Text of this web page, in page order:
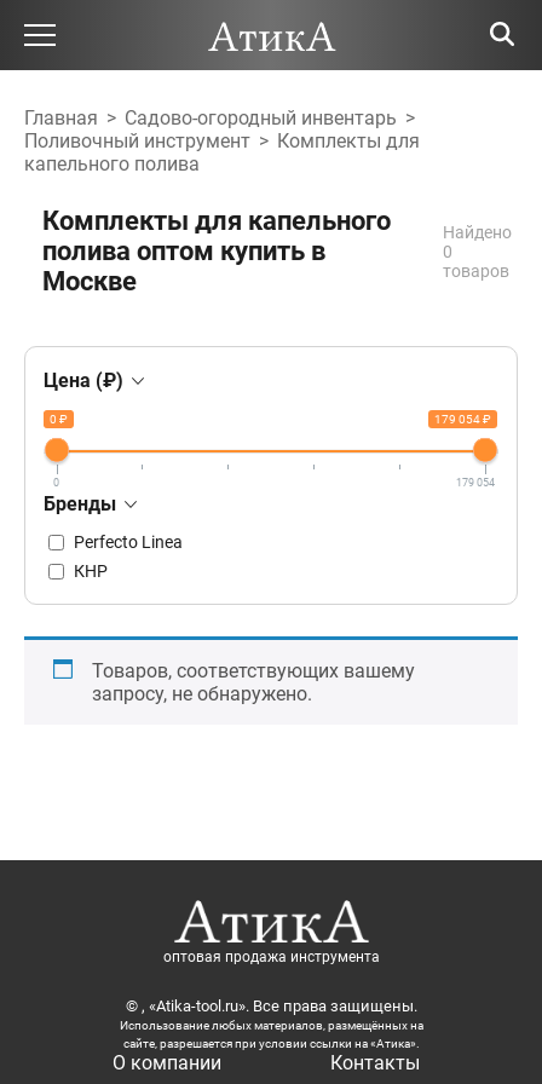
Главная > Садово-огородный инвентарь >
Поливочный инструмент > Комплекты для
капельного полива
Комплекты для капельного
полива оптом купить в
Москве
Найдено
0
товаров
Цена (₽)
0 ₽ 179 054 ₽
0 179 054
Бренды
Perfecto Linea
КНР
Товаров, соответствующих вашему
запросу, не обнаружено.
оптовая продажа инструмента
© , «Atika-tool.ru». Все права защищены.
Использование любых материалов, размещённых на
сайте, разрешается при условии ссылки на «Атика».
О компании Контакты